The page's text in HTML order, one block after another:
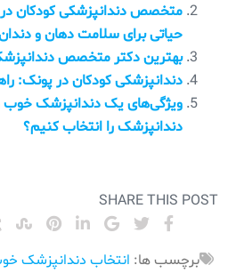
متخصص دندانپزشکی کودکان در
حیاتی برای سلامت دهان و
بهترین دکتر متخصص
دندانپزشکی کودکان در پونک:
ویژگی‌های یک دندانپزشک خوب
دندانپزشک را انتخاب کنیم؟
SHARE THIS POST
برچسب ها: انتخاب دندانپزشک